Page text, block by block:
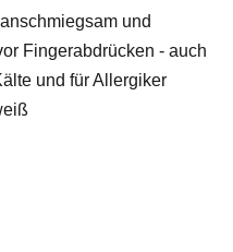
und
Fingerabdrücken - auch
und für Allergiker